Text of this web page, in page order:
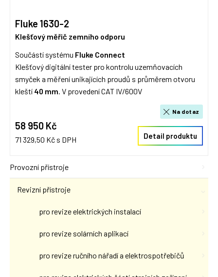
Provozní přístroje
Revizní přístroje
pro revize elektrických instalací
pro revize solárních aplikací
pro revize ručního nářadí a elektrospotřebičů
Fluke 1630-2
Klešťový měřič zemního odporu
Součástí systému Fluke Connect
Klešťový digitální tester pro kontrolu uzemňovacích
smyček a měření unikajících proudů s průměrem otvoru
kleští 40 mm. V provedení CAT IV/600V
58 950 Kč
71 329,50 Kč s DPH
Na dotaz
Detail produktu